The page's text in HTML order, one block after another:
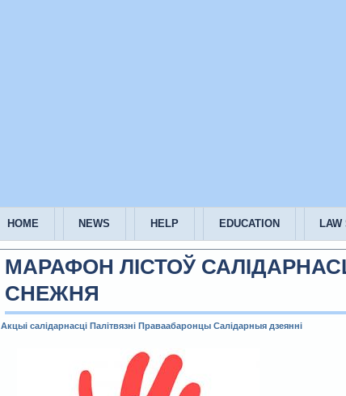
HOME NEWS HELP EDUCATION
МАРАФОН ЛІСТОЎ
СНЕЖНЯ
Акцыі салідарнасці Палітвязні Праваабаронцы Салідарныя дзеянні